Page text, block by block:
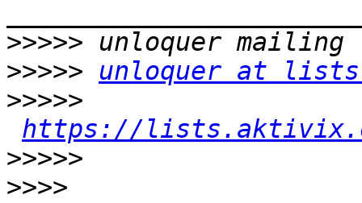
>>>>>
>>>>>
unloquer at
>>>>>
https://
>>>>>
>>>>